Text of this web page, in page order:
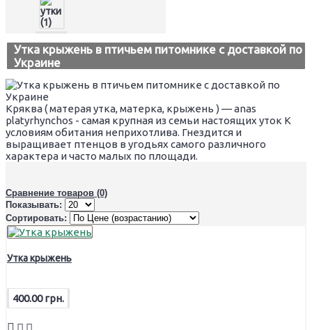
Утка крыжень в птичьем питомнике с доставкой по
Украине
Кряква ( матерая утка, матерка, крыжень ) — anas
platyrhynchos - самая крупная из семьи настоящих уток К
условиям обитания неприхотлива. Гнездится и
выращивает птенцов в угодьях самого различного
характера и часто малых по площади.
Сравнение товаров (0)
Показывать:
Сортировать:
Утка крыжень
400.00 грн.